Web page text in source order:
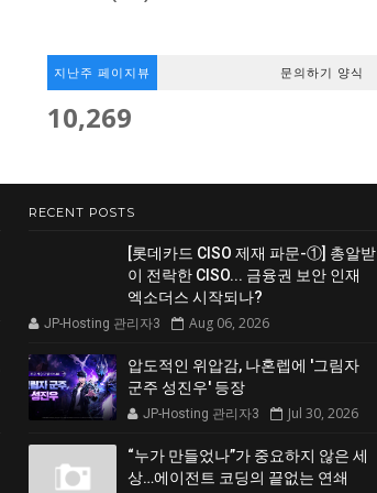
지난주 페이지뷰 문의하기 양식
10,269
RECENT POSTS
[롯데카드 CISO 제재 파문-①] 총알받
이 전락한 CISO... 금융권 보안 인재
엑소더스 시작되나?
JP-Hosting 관리자3 Aug 06, 2026
압도적인 위압감, 나혼렙에 '그림자
군주 성진우' 등장
JP-Hosting 관리자3 Jul 30, 2026
“누가 만들었나”가 중요하지 않은 세
상…에이전트 코딩의 끝없는 연쇄